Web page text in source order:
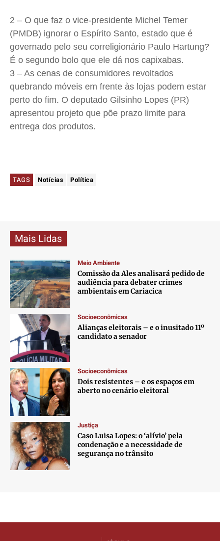
2 – O que faz o vice-presidente Michel Temer
(PMDB) ignorar o Espírito Santo, estado que é
governado pelo seu correligionário Paulo Hartung?
É o segundo bolo que ele dá nos capixabas.
3 – As cenas de consumidores revoltados
quebrando móveis em frente às lojas podem estar
perto do fim. O deputado Gilsinho Lopes (PR)
apresentou projeto que põe prazo limite para
entrega dos produtos.
TAGS Notícias Política
Mais Lidas
Meio Ambiente
Comissão da Ales analisará pedido de
audiência para debater crimes
ambientais em Cariacica
Socioeconômicas
Alianças eleitorais – e o inusitado 11º
candidato a senador
Socioeconômicas
Dois resistentes – e os espaços em
aberto no cenário eleitoral
Justiça
Caso Luisa Lopes: o ‘alívio’ pela
condenação e a necessidade de
segurança no trânsito